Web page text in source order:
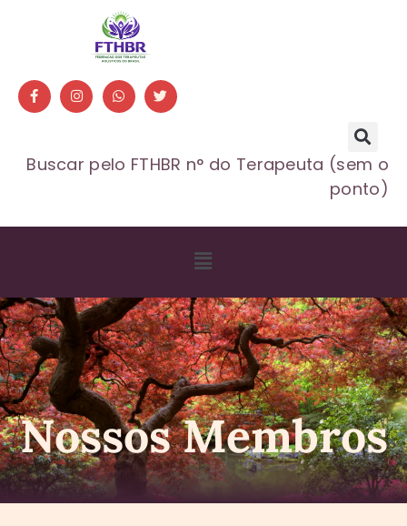
Buscar pelo FTHBR n° do Terapeuta (sem o
ponto)
Nossos Membros